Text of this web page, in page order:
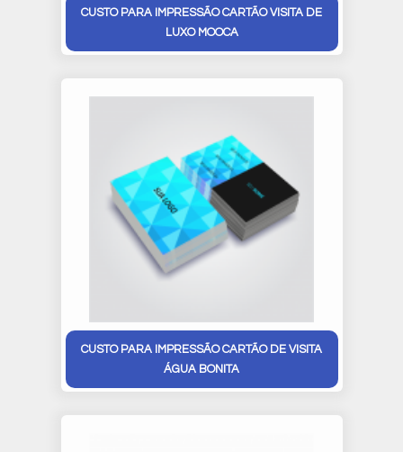
CUSTO PARA IMPRESSÃO CARTÃO VISITA DE
LUXO MOOCA
CUSTO PARA IMPRESSÃO CARTÃO DE VISITA
ÁGUA BONITA